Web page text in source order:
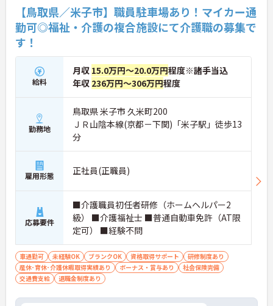
【鳥取県／米子市】職員駐車場あり！マイカー通
勤可◎福祉・介護の複合施設にて介護職の募集で
す！
給料
月収 15.0万円～20.0万円程度※諸手当込
年収 236万円～306万円程度
勤務地
鳥取県 米子市 久米町200
ＪＲ山陰本線(京都－下関)「米子駅」徒歩13
分
雇用形態 正社員(正職員)
応募要件
■介護職員初任者研修（ホームヘルパー2
級） ■介護福祉士 ■普通自動車免許（AT限
定可） ■経験不問
車通勤可 未経験OK ブランクOK 資格取得サポート
研修制度あり
産休･育休･介護休暇取得実績あり
ボーナス・賞与あり
社会保険完備
交通費支給
退職金制度あり